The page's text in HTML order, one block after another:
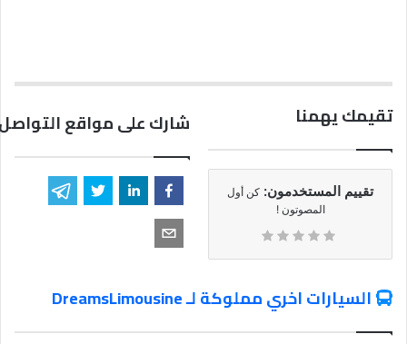
تقيمك يهمنا
تقييم المستخدمون: كن أول
المصوتون !
شارك على مواقع
السيارات اخري مملوكة لـ DreamsLimousine